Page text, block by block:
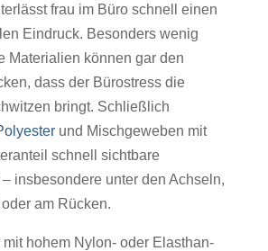
frau im Büro schnell einen
Eindruck. Besonders wenig
Materialien können gar den
dass der Bürostress die
bringt. Schließlich
und Mischgeweben mit
schnell sichtbare
insbesondere unter den Achseln,
am Rücken.
hohem Nylon- oder Elasthan-